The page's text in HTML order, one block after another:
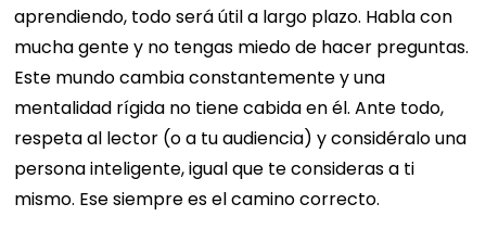
aprendiendo, todo será útil a largo plazo. Habla con
mucha gente y no tengas miedo de hacer preguntas.
Este mundo cambia constantemente y una
mentalidad rígida no tiene cabida en él. Ante todo,
respeta al lector (o a tu audiencia) y considéralo una
persona inteligente, igual que te consideras a ti
mismo. Ese siempre es el camino correcto.